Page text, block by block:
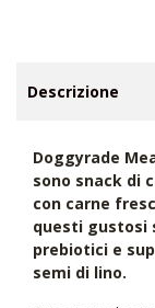
Descrizione
Doggyrade
sono snack di
con carne
questi gustosi
prebiotici e
semi di lino.